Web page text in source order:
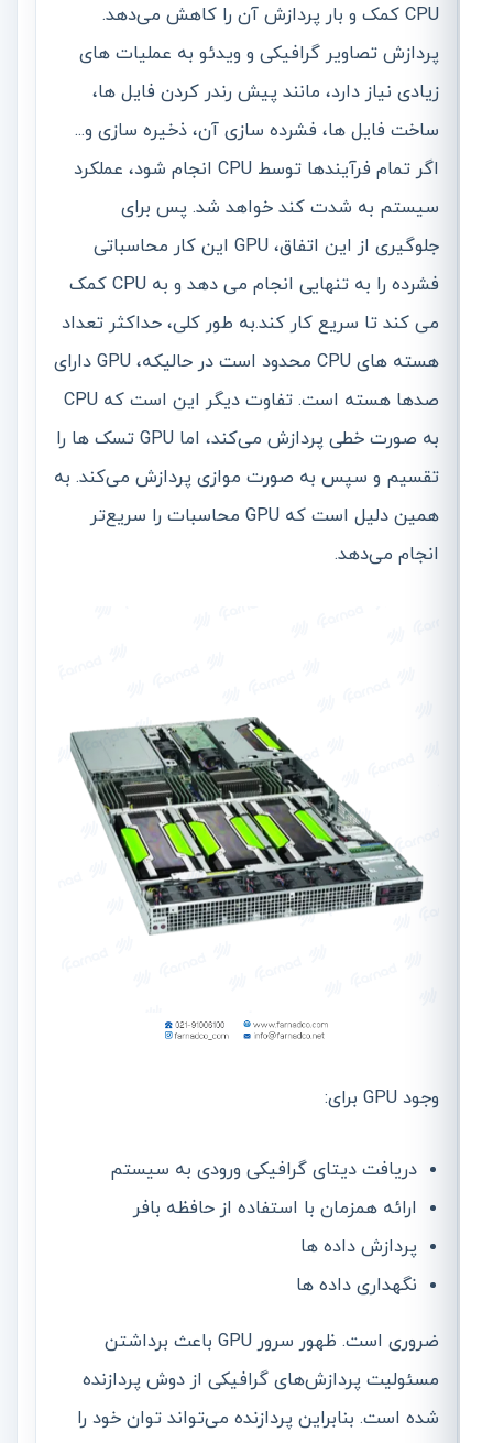
CPU کمک و بار پردازش آن را کاهش می‌دهد.
پردازش تصاویر گرافیکی و ویدئو به عملیات های
زیادی نیاز دارد، مانند پیش رندر کردن فایل ها،
ساخت فایل ها، فشرده سازی آن، ذخیره سازی و...
اگر تمام فرآیندها توسط CPU انجام شود، عملکرد
سیستم به شدت کند خواهد شد. پس برای
جلوگیری از این اتفاق، GPU این کار محاسباتی
فشرده را به تنهایی انجام می دهد و به CPU کمک
می کند تا سریع کار کند.به طور کلی، حداکثر تعداد
هسته های CPU محدود است در حالیکه، GPU دارای
صدها هسته است. تفاوت دیگر این است که CPU
به صورت خطی پردازش می‌کند، اما GPU تسک ها را
تقسیم و سپس به صورت موازی پردازش می‌کند. به
همین دلیل است که GPU محاسبات را سریع‌تر
انجام می‌دهد.
وجود GPU برای:
دریافت دیتای گرافیکی ورودی به سیستم
ارائه همزمان با استفاده از حافظه بافر
پردازش داده ها
نگهداری داده ها
ضروری است. ظهور سرور GPU باعث برداشتن
مسئولیت پردازش‌های گرافیکی از دوش پردازنده
شده است. بنابراین پردازنده می‌تواند توان خود را